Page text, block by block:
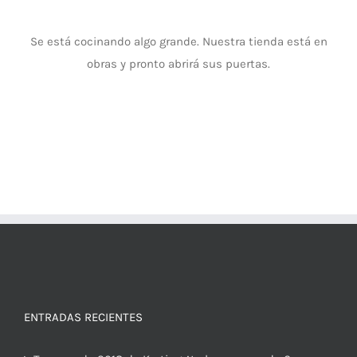
Se está cocinando algo grande. Nuestra tienda está en
obras y pronto abrirá sus puertas.
ENTRADAS RECIENTES